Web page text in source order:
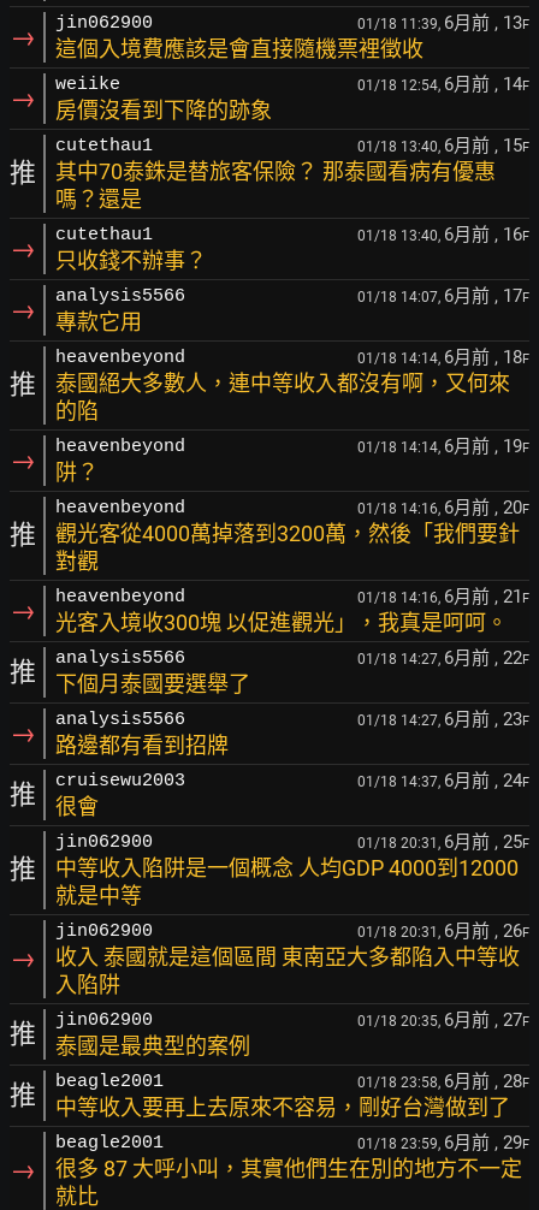
→ jin062900 01/18 11:39, 6月前 , 13F
這個入境費應該是會直接隨機票裡徵收
→ weiike 01/18 12:54, 6月前 , 14F
房價沒看到下降的跡象
推
cutethau1 01/18 13:40, 6月前 , 15F
其中70泰銖是替旅客保險？ 那泰國看病有優惠
嗎？還是
→ cutethau1 01/18 13:40, 6月前 , 16F
只收錢不辦事？
→ analysis5566 01/18 14:07, 6月前 , 17F
專款它用
推
heavenbeyond 01/18 14:14, 6月前 , 18F
泰國絕大多數人，連中等收入都沒有啊，又何來
的陷
→ heavenbeyond 01/18 14:14, 6月前 , 19F
阱？
推
heavenbeyond 01/18 14:16, 6月前 , 20F
觀光客從4000萬掉落到3200萬，然後「我們要針
對觀
→ heavenbeyond 01/18 14:16, 6月前 , 21 F
光客入境收300塊 以促進觀光」，我真是呵呵。
推 analysis5566 01/18 14:27, 6月前 , 22F
下個月泰國要選舉了
→ analysis5566 01/18 14:27, 6月前 , 23F
路邊都有看到招牌
推 cruisewu2003 01/18 14:37, 6月前 , 24F
很會
推
jin062900 01/18 20:31, 6月前 , 25F
中等收入陷阱是一個概念 人均GDP 4000到12000
就是中等
→
jin062900 01/18 20:31, 6月前 , 26F
收入 泰國就是這個區間 東南亞大多都陷入中等收
入陷阱
推 jin062900 01/18 20:35, 6月前 , 27F
泰國是最典型的案例
推 beagle2001 01/18 23:58, 6月前 , 28F
中等收入要再上去原來不容易，剛好台灣做到了
→
beagle2001 01/18 23:59, 6月前 , 29F
很多 87 大呼小叫，其實他們生在別的地方不一定
就比